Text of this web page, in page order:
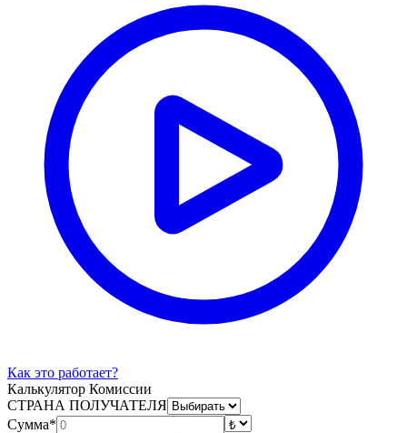
Как это работает?
Калькулятор Комиссии
СТРАНА ПОЛУЧАТЕЛЯ
Сумма*